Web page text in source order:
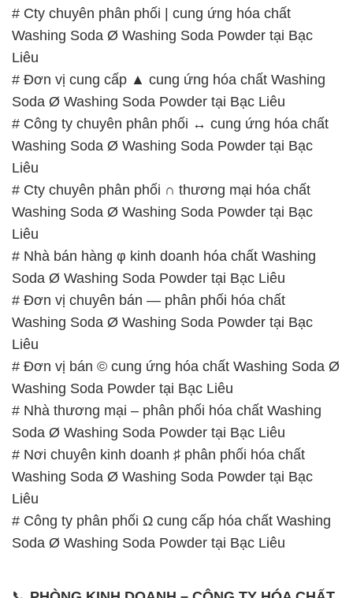
# Cty chuyên phân phối | cung ứng hóa chất
Washing Soda Ø Washing Soda Powder tại Bạc
Liêu
# Đơn vị cung cấp ▲ cung ứng hóa chất Washing
Soda Ø Washing Soda Powder tại Bạc Liêu
# Công ty chuyên phân phối ↔ cung ứng hóa chất
Washing Soda Ø Washing Soda Powder tại Bạc
Liêu
# Cty chuyên phân phối ∩ thương mại hóa chất
Washing Soda Ø Washing Soda Powder tại Bạc
Liêu
# Nhà bán hàng φ kinh doanh hóa chất Washing
Soda Ø Washing Soda Powder tại Bạc Liêu
# Đơn vị chuyên bán — phân phối hóa chất
Washing Soda Ø Washing Soda Powder tại Bạc
Liêu
# Đơn vị bán © cung ứng hóa chất Washing Soda Ø
Washing Soda Powder tại Bạc Liêu
# Nhà thương mại – phân phối hóa chất Washing
Soda Ø Washing Soda Powder tại Bạc Liêu
# Nơi chuyên kinh doanh ♯ phân phối hóa chất
Washing Soda Ø Washing Soda Powder tại Bạc
Liêu
# Công ty phân phối Ω cung cấp hóa chất Washing
Soda Ø Washing Soda Powder tại Bạc Liêu